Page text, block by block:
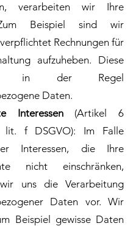
verarbeiten wir Ihre
Beispiel sind wir
Rechnungen für
aufzuheben. Diese
in der Regel
Daten.
Interessen(Artikel 6
lit. f DSGVO): Im Falle
Interessen, die Ihre
nicht einschränken,
uns die Verarbeitung
Daten vor. Wir
Beispiel gewisse Daten